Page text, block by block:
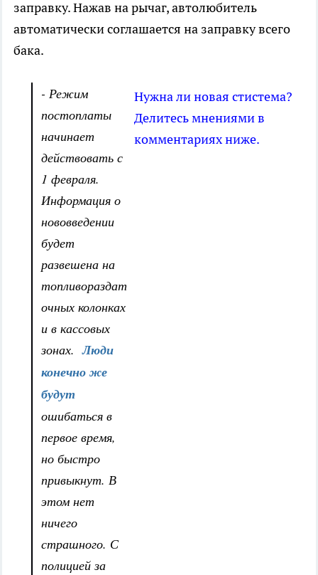
заправку. Нажав на рычаг, автолюбитель
автоматически соглашается на заправку всего
бака.
Нужна ли новая стистема?
Делитесь мнениями в
комментариях ниже.
- Режим
постоплаты
начинает
действовать с
1 февраля.
Информация о
нововведении
будет
развешена на
топливораздат
очных колонках
и в кассовых
зонах.Люди
конечно же
будут
ошибаться в
первое время,
но быстро
привыкнут. В
этом нет
ничего
страшного. С
полицией за